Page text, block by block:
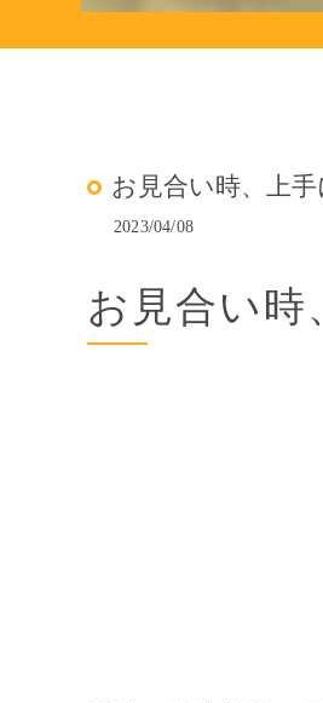
お見合い時、上手
2023/04/08
お見合い時